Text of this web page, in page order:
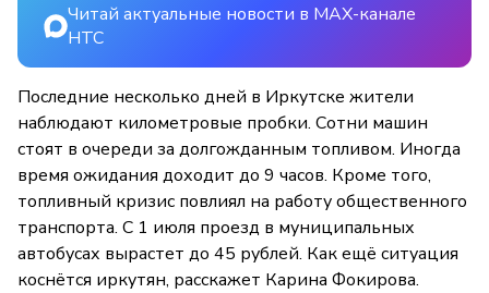
Читай актуальные новости в MAX-канале
НТС
Последние несколько дней в Иркутске жители
наблюдают километровые пробки. Сотни машин
стоят в очереди за долгожданным топливом. Иногда
время ожидания доходит до 9 часов. Кроме того,
топливный кризис повлиял на работу общественного
транспорта. С 1 июля проезд в муниципальных
автобусах вырастет до 45 рублей. Как ещё ситуация
коснётся иркутян, расскажет Карина Фокирова.